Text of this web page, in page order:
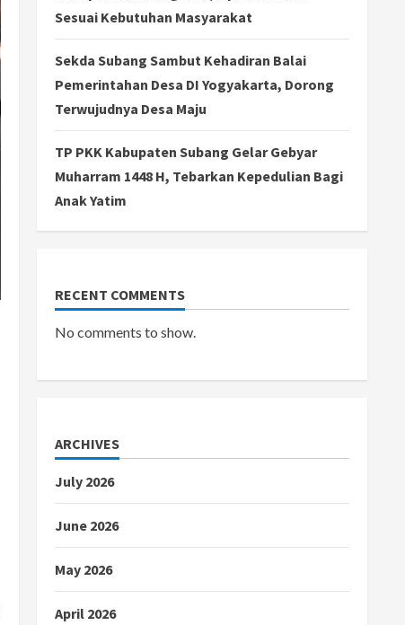
Sesuai Kebutuhan Masyarakat
Sekda Subang Sambut Kehadiran Balai
Pemerintahan Desa DI Yogyakarta, Dorong
Terwujudnya Desa Maju
TP PKK Kabupaten Subang Gelar Gebyar
Muharram 1448 H, Tebarkan Kepedulian Bagi
Anak Yatim
RECENT COMMENTS
No comments to show.
ARCHIVES
July 2026
June 2026
May 2026
April 2026